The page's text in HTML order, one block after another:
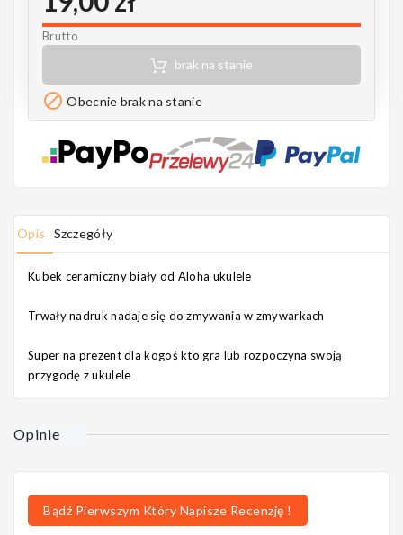
Ortega
Usługi
Brutto
brak na stanie
 Obecnie brak na stanie
Opis Szczegóły
Kubek ceramiczny biały od Aloha ukulele
Trwały nadruk nadaje się do zmywania w zmywarkach
Super na prezent dla kogoś kto gra lub rozpoczyna swoją
przygodę z ukulele
Opinie
Bądź Pierwszym Który Napisze Recenzję !